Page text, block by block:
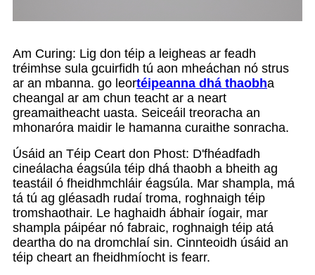
Am Curing: Lig don téip a leigheas ar feadh
tréimhse sula gcuirfidh tú aon mheáchan nó strus
ar an mbanna. go leortéipeanna dhá thaobha
cheangal ar am chun teacht ar a neart
greamaitheacht uasta. Seiceáil treoracha an
mhonaróra maidir le hamanna curaithe sonracha.
Úsáid an Téip Ceart don Phost: D'fhéadfadh
cineálacha éagsúla téip dhá thaobh a bheith ag
teastáil ó fheidhmchláir éagsúla. Mar shampla, má
tá tú ag gléasadh rudaí troma, roghnaigh téip
tromshaothair. Le haghaidh ábhair íogair, mar
shampla páipéar nó fabraic, roghnaigh téip atá
deartha do na dromchlaí sin. Cinnteoidh úsáid an
téip cheart an fheidhmíocht is fearr.